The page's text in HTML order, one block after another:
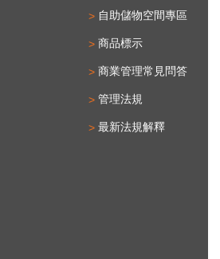
自助儲物空間專區
商品標示
商業管理常見問答
管理法規
最新法規解釋